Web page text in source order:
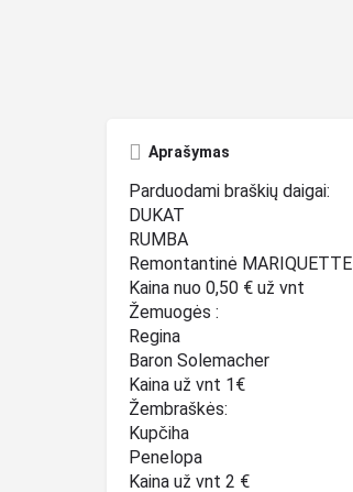
Aprašymas
Parduodami braškių daigai:
DUKAT
RUMBA
Remontantinė MARIQUETTE
Kaina nuo 0,50 € už vnt
Žemuogės :
Regina
Baron Solemacher
Kaina už vnt 1€
Žembraškės:
Kupčiha
Penelopa
Kaina už vnt 2 €